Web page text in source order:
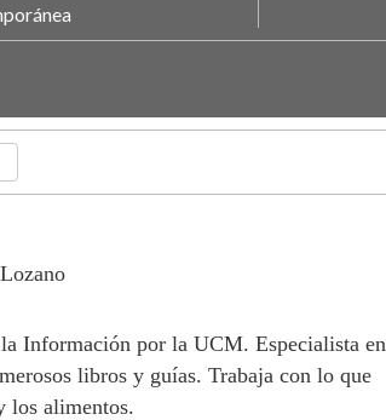
Información por la UCM. Especialista en
libros y guías. Trabaja con lo que
los alimentos.